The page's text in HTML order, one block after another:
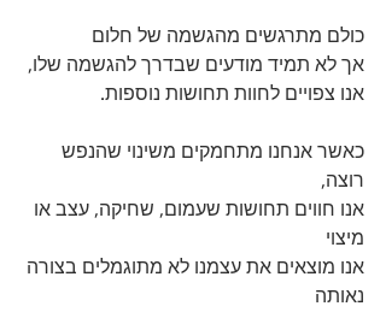
כולם מתרגשים מהגשמה של חלום
אך לא תמיד מודעים שבדרך להגשמה שלו,
אנו צפויים לחוות תחושות נוספות.
כאשר אנחנו מתחמקים משינוי שהנפש
רוצה,
אנו חווים תחושות שעמום, שחיקה, עצב או
מיצוי
אנו מוצאים את עצמנו לא מתוגמלים בצורה
נאותה